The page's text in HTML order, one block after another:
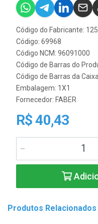
Código do Fabricante:
Código: 69968
Código NCM: 96091000
Código de Barras do
Código de Barras da
Embalagem: 1X1
Fornecedor: FABER
R$ 40,43
Produtos Relacionados